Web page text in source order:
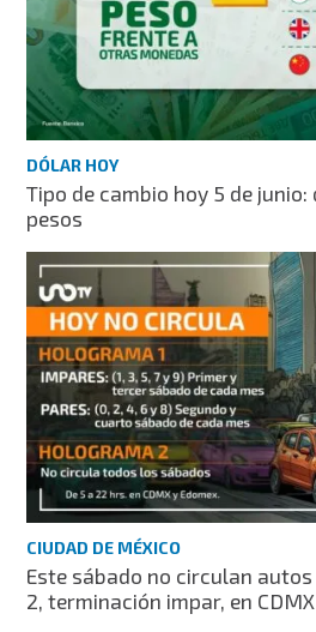
DÓLAR HOY
Tipo de cambio hoy 5 de
pesos
CIUDAD DE MÉXICO
Este sábado no circulan
2, terminación impar, en